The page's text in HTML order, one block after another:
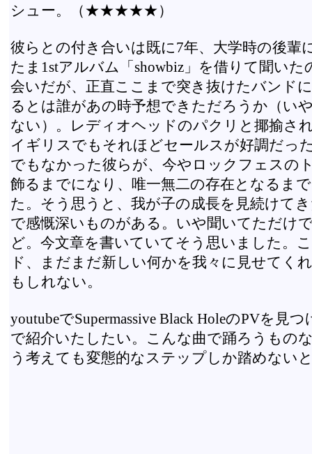
シュー。（★★★★★）
彼らとの付き合いは既に7年、大学時の後輩
たま1stアルバム「showbiz」を借りて聞いた
会いだが、正直ここまで突き抜けたバンド
るとは誰があの時予想できただろうか（い
ない）。レディオヘッドのパクリと揶揄さ
イギリスでもそれほどセールスが好調だっ
でもなかった彼らが、今やロックフェスの
飾るまでになり、唯一無二の存在となるま
た。そう思うと、我が子の成長を見続けて
で感慨深いものがある。いや聞いてただけ
ど。今文章を書いていてそう思いました。
ド、まだまだ新しい何かを我々に見せてく
もしれない。
youtubeでSupermassive Black HoleのPVを見
で紹介いたしたい。こんな曲で踊ろうもの
う考えても変態的なステップしか踏めない